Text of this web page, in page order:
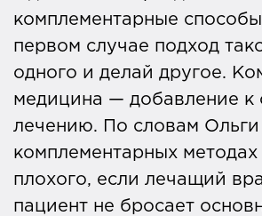
комплементарные
первом случае подход
одного и делай другое.
медицина — добавление к
лечению. По словам Ольги
комплементарных методах
плохого, если лечащий
пациент не бросает